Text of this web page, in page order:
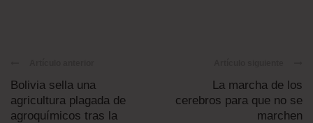
Bolivia sella una
agricultura plagada de
agroquímicos tras la
La marcha de los
cerebros para que no se
marchen